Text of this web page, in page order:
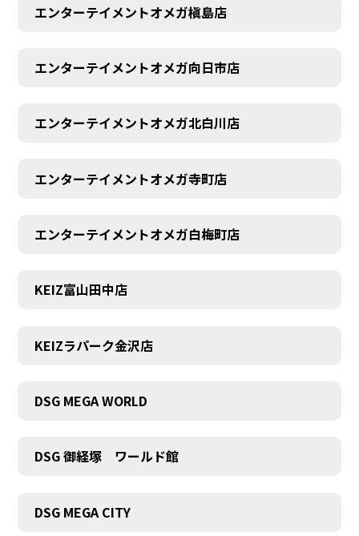
エンターテイメントオメガ槇島店
エンターテイメントオメガ向日市店
エンターテイメントオメガ北白川店
エンターテイメントオメガ寺町店
エンターテイメントオメガ白梅町店
KEIZ富山田中店
KEIZラパーク金沢店
DSG MEGA WORLD
DSG 御経塚 ワールド館
DSG MEGA CITY